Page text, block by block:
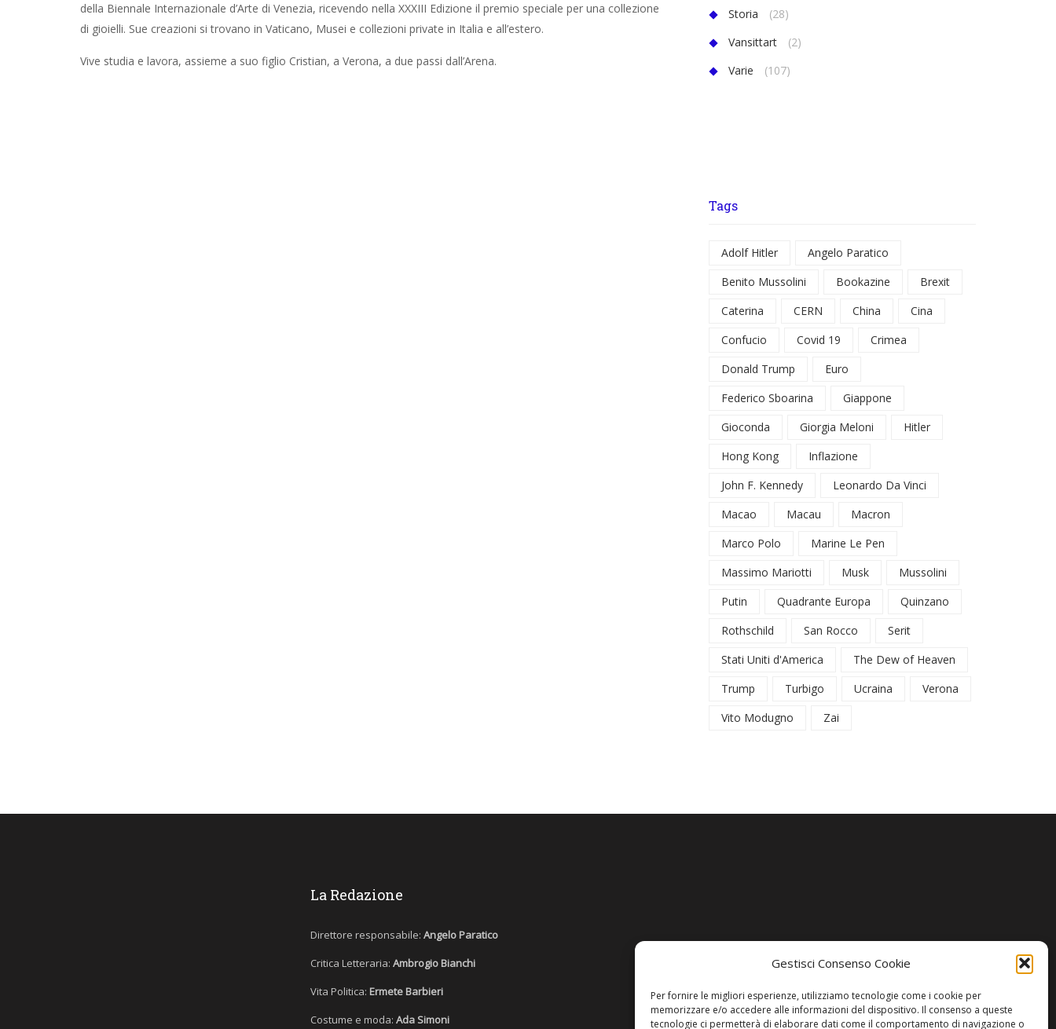
Gestisci Consenso Cookie
Per fornire le migliori esperienze, utilizziamo tecnologie come i cookie per
memorizzare e/o accedere alle informazioni del dispositivo. Il consenso a queste
tecnologie ci permetterà di elaborare dati come il comportamento di navigazione o
della Biennale Internazionale d’Arte di Venezia, ricevendo nella XXXIII Edizione il premio speciale per una collezione
di gioielli. Sue creazioni si trovano in Vaticano, Musei e collezioni private in Italia e all’estero.
Vive studia e lavora, assieme a suo figlio Cristian, a Verona, a due passi dall’Arena.
Storia
(28)
Vansittart
(2)
Varie
(107)
Tags
Adolf Hitler
Angelo Paratico
Benito Mussolini
Bookazine
Brexit
Caterina
CERN China
Cina
Confucio
Covid 19
Crimea
Donald Trump
Euro
Federico Sboarina
Giappone
Gioconda
Giorgia Meloni
Hitler
Hong Kong
Inflazione
John F. Kennedy
Leonardo Da Vinci
Macao
Macau
Macron
Marco Polo
Marine Le Pen
Massimo Mariotti
Musk
Mussolini
Putin
Quadrante Europa
Quinzano
Rothschild
San Rocco
Serit
Stati Uniti d'America
The Dew of Heaven
Trump
Turbigo Ucraina
Verona
Vito Modugno
Zai
La Redazione
Direttore responsabile: Angelo Paratico
Critica Letteraria: Ambrogio Bianchi
Vita Politica: Ermete Barbieri
Costume e moda: Ada Simoni